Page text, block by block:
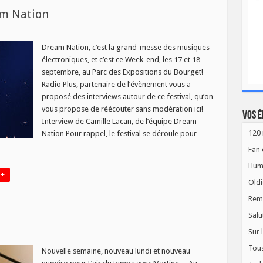
Nation
Dream Nation, c’est la grand-messe des musiques
électroniques, et c’est ce Week-end, les 17 et 18
septembre, au Parc des Expositions du Bourget!
Radio Plus, partenaire de l’évènement vous a
proposé des interviews autour de ce festival, qu’on
vous propose de réécouter sans modération ici!
Interview de Camille Lacan, de l’équipe Dream
Nation Pour rappel, le festival se déroule pour …
du
Nouvelle semaine, nouveau lundi et nouveau
Vos
120
Fan
Sur